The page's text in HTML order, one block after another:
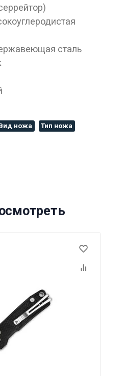
сталь
ножа
Тип ножа